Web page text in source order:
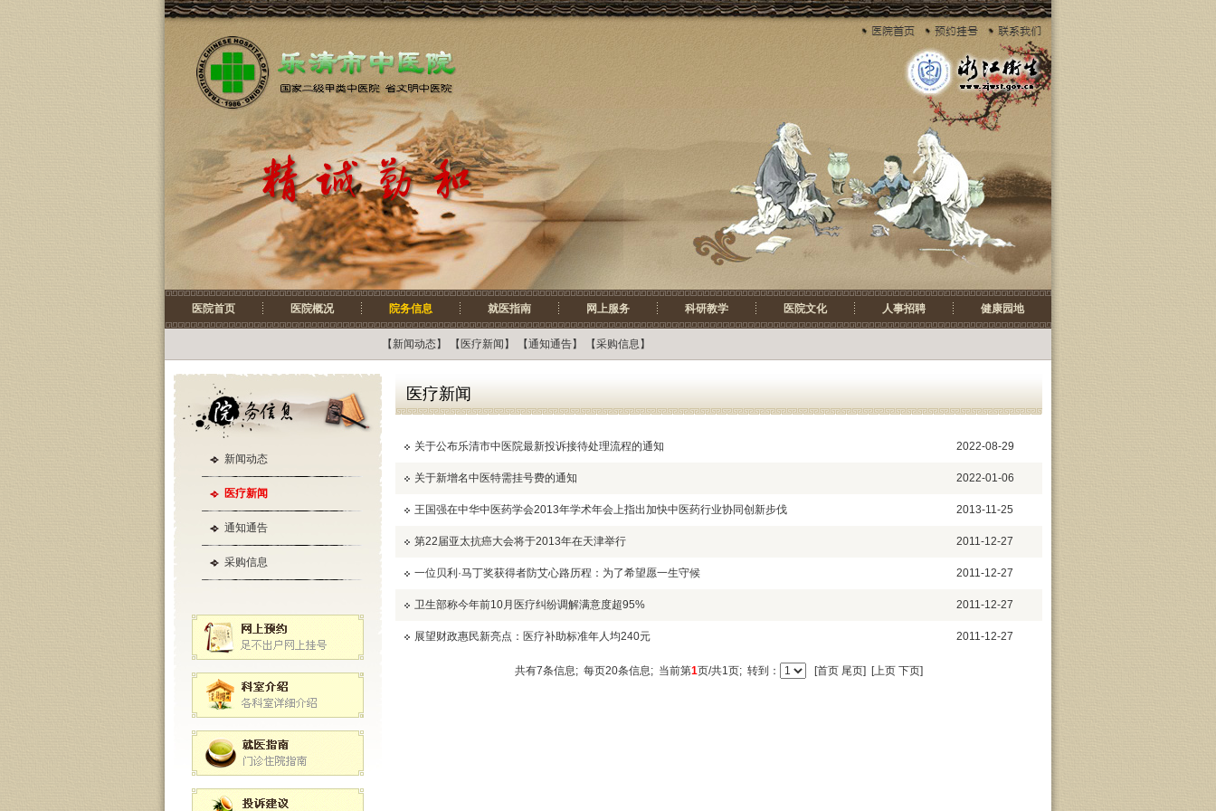
医院首页 医院概况 院务信息 就医指南 网上服务 科研教学 医院文化 人事招聘 健康园地
【 新闻动态】 【 医疗新闻 】 【通知通告】 【采购信息 】
新闻动态
医疗新闻
通知通告
采购信息
医疗新闻
关于公布乐清市中医院最新投诉接待处理流程的通知 2022-08-29
关于新增名中医特需挂号费的通知 2022-01-06
王国强在中华中医药学会2013年学术年会上指出加快中医药行业协同创新步伐 2013-11-25
第22届亚太抗癌大会将于2013年在天津举行 2011-12-27
一位贝利·马丁奖获得者防艾心路历程：为了希望愿一生守候 2011-12-27
卫生部称今年前10月医疗纠纷调解满意度超95% 2011-12-27
展望财政惠民新亮点：医疗补助标准年人均240元 2011-12-27
共有7条信息; 每页20条信息; 当前第1页/共1页; 转到： [首页 尾页] [上页 下页]